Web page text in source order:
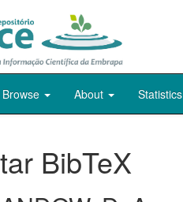
Browse About Statistics
BibTeX